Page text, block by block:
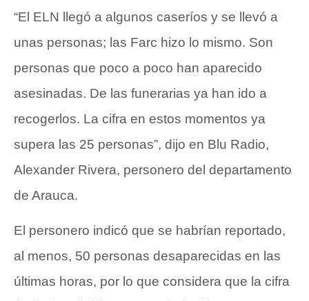
“El ELN llegó a algunos caseríos y se llevó a
unas personas; las Farc hizo lo mismo. Son
personas que poco a poco han aparecido
asesinadas. De las funerarias ya han ido a
recogerlos. La cifra en estos momentos ya
supera las 25 personas”, dijo en Blu Radio,
Alexander Rivera, personero del departamento
de Arauca.
El personero indicó que se habrían reportado,
al menos, 50 personas desaparecidas en las
últimas horas, por lo que considera que la cifra